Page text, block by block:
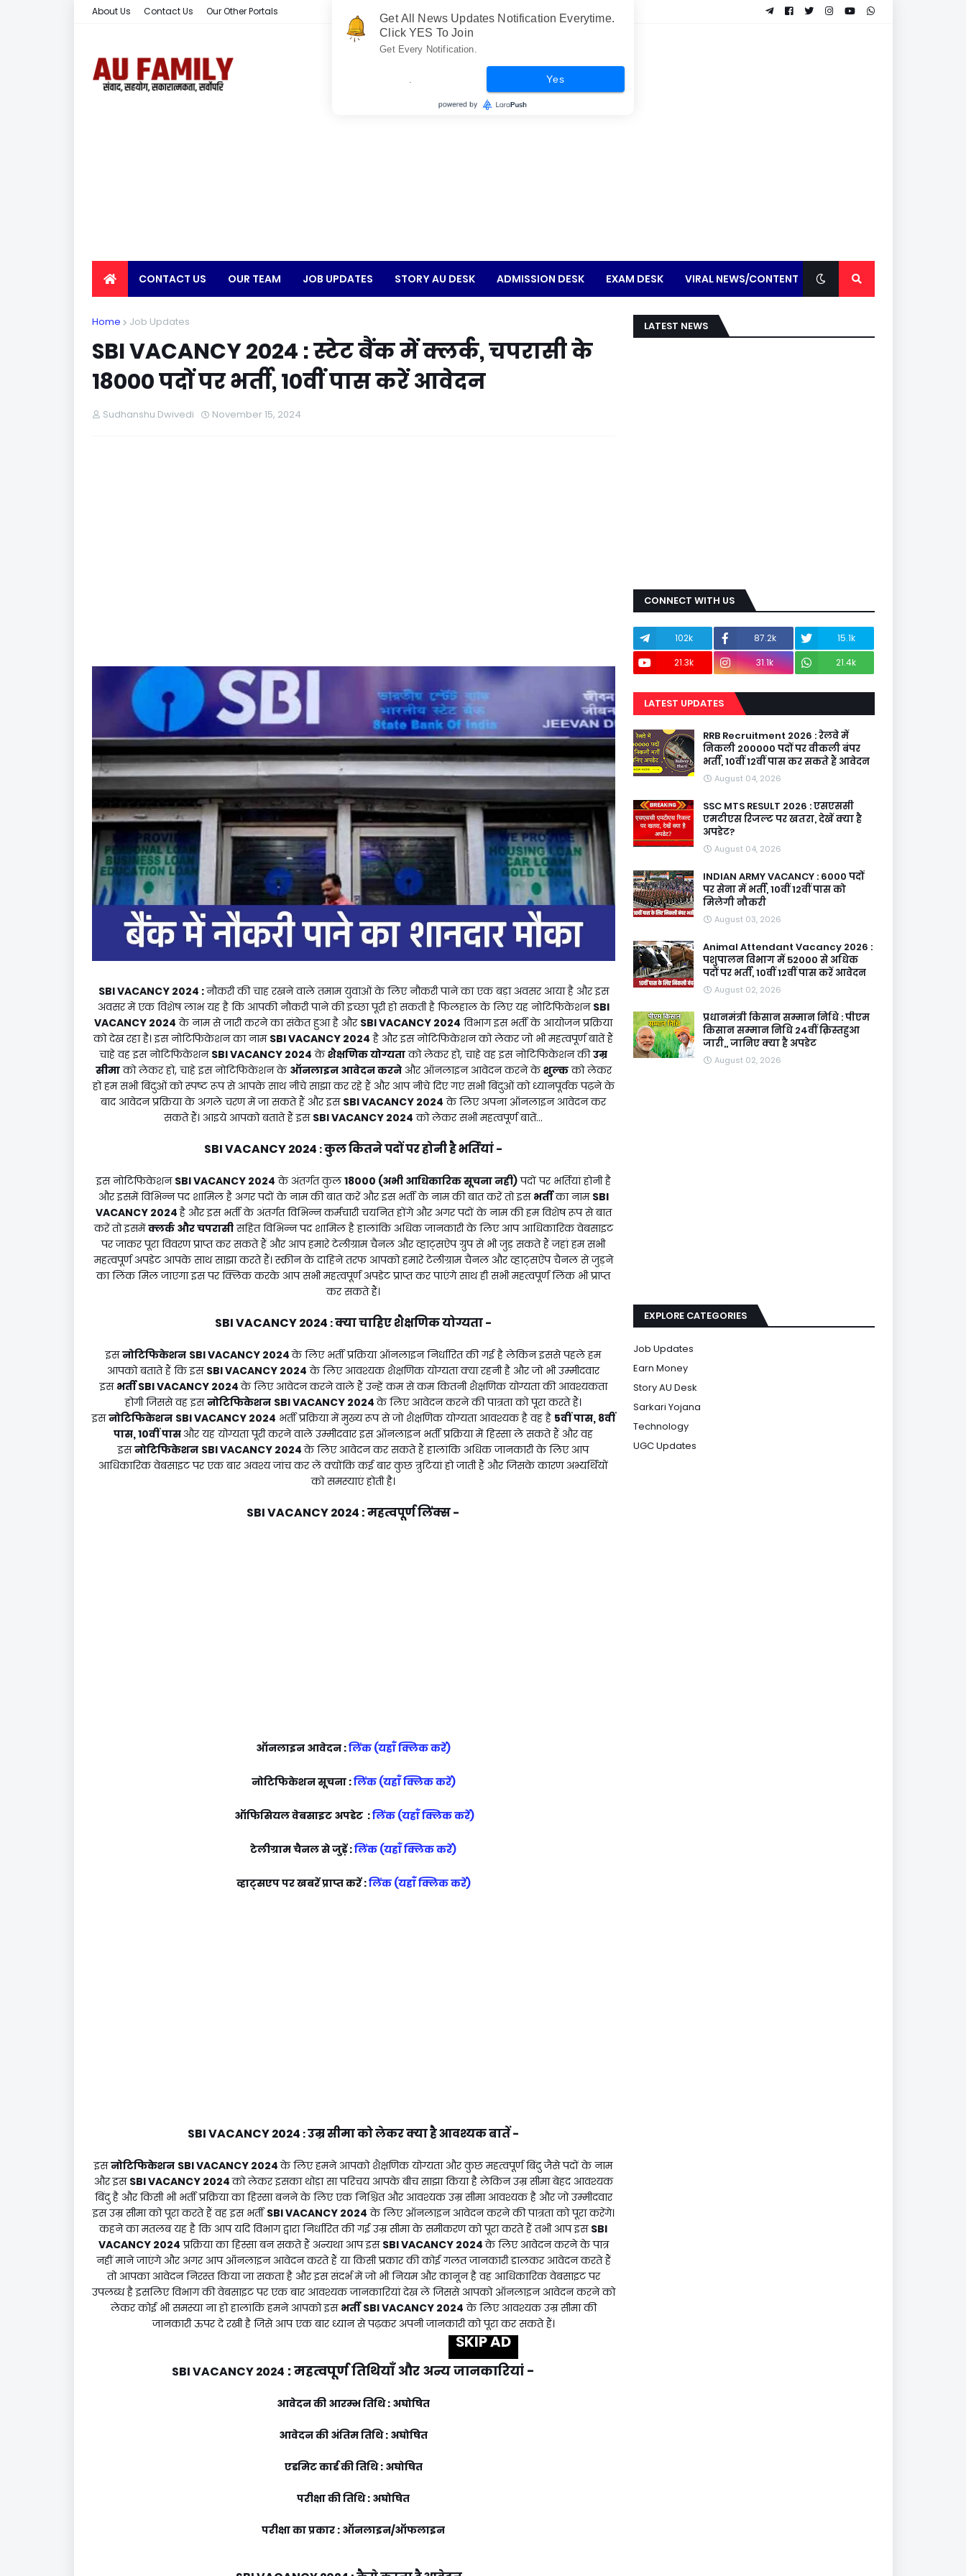
About Us Contact Us Our Other Portals
CONTACT US OUR TEAM JOB UPDATES STORY AU DESK ADMISSION DESK EXAM DESK VIRAL NEWS/CONTENT
EARN MONEY
Home Job Updates
SBI VACANCY 2024 : स्टेट बैंक में क्लर्क, चपरासी के
18000 पदों पर भर्ती, 10वीं पास करें आवेदन
Sudhanshu Dwivedi November 15, 2024
SBI VACANCY 2024 :नौकरी की चाह रखने वाले तमाम युवाओं के लिए नौकरी पाने का एक बड़ा अवसर आया है और इस
अवसर में एक विशेष लाभ यह है कि आपकी नौकरी पाने की इच्छा पूरी हो सकती है फिलहाल के लिए यह नोटिफिकेशन SBI
VACANCY 2024 के नाम से जारी करने का संकेत हुआ है और SBI VACANCY 2024 विभाग इस भर्ती के आयोजन प्रक्रिया
को देख रहा है। इस नोटिफिकेशन का नाम SBI VACANCY 2024 है और इस नोटिफिकेशन को लेकर जो भी महत्वपूर्ण बातें हैं
चाहे वह इस नोटिफिकेशन SBI VACANCY 2024 केशैक्षणिक योग्यताको लेकर हो, चाहे वह इस नोटिफिकेशन कीउम्र
सीमाको लेकर हो, चाहे इस नोटिफिकेशन के ऑनलाइन आवेदन करनेऔर ऑनलाइन आवेदन करने केशुल्कको लेकर
हो हम सभी बिंदुओं को स्पष्ट रूप से आपके साथ नीचे साझा कर रहे हैं और आप नीचे दिए गए सभी बिंदुओं को ध्यानपूर्वक पढ़ने के
बाद आवेदन प्रक्रिया के अगले चरण में जा सकते हैं और इस SBI VACANCY 2024 के लिए अपना ऑनलाइन आवेदन कर
सकते हैं। आइये आपको बताते हैं इस SBI VACANCY 2024 को लेकर सभी महत्वपूर्ण बातें...
SBI VACANCY 2024 :कुल कितने पदों पर होनी है भर्तियां -
इस नोटिफिकेशन SBI VACANCY 2024 के अंतर्गत कुल18000 (अभी आधिकारिक सूचना नही)पदों पर भर्तियां होनी है
और इसमें विभिन्न पद शामिल है अगर पदों के नाम की बात करें और इस भर्ती के नाम की बात करें तो इस भर्तीका नाम SBI
VACANCY 2024है और इस भर्ती के अंतर्गत विभिन्न कर्मचारी चयनित होंगे और अगर पदों के नाम की हम विशेष रूप से बात
करें तो इसमेंक्लर्क और चपरासीसहित विभिन्न पद शामिल है हालांकि अधिक जानकारी के लिए आप आधिकारिक वेबसाइट
पर जाकर पूरा विवरण प्राप्त कर सकते हैं और आप हमारे टेलीग्राम चैनल और व्हाट्सऐप ग्रुप से भी जुड़ सकते हैं जहां हम सभी
महत्वपूर्ण अपडेट आपके साथ साझा करते हैं। स्क्रीन के दाहिने तरफ आपको हमारे टेलीग्राम चैनल और व्हाट्सऐप चैनल से जुड़ने
का लिंक मिल जाएगा इस पर क्लिक करके आप सभी महत्वपूर्ण अपडेट प्राप्त कर पाएंगे साथ ही सभी महत्वपूर्ण लिंक भी प्राप्त
कर सकते हैं।
SBI VACANCY 2024 :क्या चाहिए शैक्षणिक योग्यता -
इसनोटिफिकेशन SBI VACANCY 2024के लिए भर्ती प्रक्रिया ऑनलाइन निर्धारित की गई है लेकिन इससे पहले हम
आपको बताते हैं कि इस SBI VACANCY 2024 के लिए आवश्यक शैक्षणिक योग्यता क्या रहनी है और जो भी उम्मीदवार
इस भर्तीSBI VACANCY 2024के लिए आवेदन करने वाले हैं उन्हें कम से कम कितनी शैक्षणिक योग्यता की आवश्यकता
होगी जिससे वह इसनोटिफिकेशन SBI VACANCY 2024 के लिए आवेदन करने की पात्रता को पूरा करते हैं।
इसनोटिफिकेशन SBI VACANCY 2024 भर्ती प्रक्रिया में मुख्य रूप से जो शैक्षणिक योग्यता आवश्यक है वह है 5वीं पास, 8वीं
पास, 10वीं पास और यह योग्यता पूरी करने वाले उम्मीदवार इस ऑनलाइन भर्ती प्रक्रिया में हिस्सा ले सकते हैं और वह
इसनोटिफिकेशन SBI VACANCY 2024 के लिए आवेदन कर सकते हैं हालांकि अधिक जानकारी के लिए आप
आधिकारिक वेबसाइट पर एक बार अवश्य जांच कर लें क्योंकि कई बार कुछ त्रुटियां हो जाती हैं और जिसके कारण अभ्यर्थियों
को समस्याएं होती है।
SBI VACANCY 2024 : महत्वपूर्ण लिंक्स -
ऑनलाइन आवेदन :लिंक (यहाँ क्लिक करें)
नोटिफिकेशन सूचना :लिंक (यहाँ क्लिक करें)
ऑफिसियल वेबसाइट अपडेट :लिंक (यहाँ क्लिक करें)
टेलीग्राम चैनल से जुड़ें :लिंक (यहाँ क्लिक करें)
व्हाट्सएप पर खबरें प्राप्त करें :लिंक (यहाँ क्लिक करें)
SBI VACANCY 2024 :उम्र सीमा को लेकर क्या है आवश्यक बातें -
इसनोटिफिकेशन SBI VACANCY 2024के लिए हमने आपको शैक्षणिक योग्यता और कुछ महत्वपूर्ण बिंदु जैसे पदों के नाम
और इस SBI VACANCY 2024को लेकर इसका थोड़ा सा परिचय आपके बीच साझा किया है लेकिन उम्र सीमा बेहद आवश्यक
बिंदु है और किसी भी भर्ती प्रक्रिया का हिस्सा बनने के लिए एक निश्चित और आवश्यक उम्र सीमा आवश्यक है और जो उम्मीदवार
इस उम्र सीमा को पूरा करते हैं वह इस भर्तीSBI VACANCY 2024 के लिए ऑनलाइन आवेदन करने की पात्रता को पूरा करेंगे।
कहने का मतलब यह है कि आप यदि विभाग द्वारा निर्धारित की गई उम्र सीमा के समीकरण को पूरा करते हैं तभी आप इस SBI
VACANCY 2024 प्रक्रिया का हिस्सा बन सकते हैं अन्यथा आप इस SBI VACANCY 2024के लिए आवेदन करने के पात्र
नहीं माने जाएंगे और अगर आप ऑनलाइन आवेदन करते हैं या किसी प्रकार की कोई गलत जानकारी डालकर आवेदन करते हैं
तो आपका आवेदन निरस्त किया जा सकता है और इस संदर्भ में जो भी नियम और कानून है वह आधिकारिक वेबसाइट पर
उपलब्ध है इसलिए विभाग की वेबसाइट पर एक बार आवश्यक जानकारियां देख लें जिससे आपको ऑनलाइन आवेदन करने को
लेकर कोई भी समस्या ना हो हालांकि हमने आपको इस भर्ती SBI VACANCY 2024 के लिए आवश्यक उम्र सीमा की
जानकारी ऊपर दे रखी है जिसे आप एक बार ध्यान से पढ़कर अपनी जानकारी को पूरा कर सकते हैं।
SBI VACANCY 2024 :महत्वपूर्ण तिथियाँ और अन्य जानकारियां -
आवेदन की आरम्भ तिथि : अघोषित
आवेदन की अंतिम तिथि : अघोषित
एडमिट कार्ड की तिथि : अघोषित
परीक्षा की तिथि : अघोषित
परीक्षा का प्रकार : ऑनलाइन/ऑफलाइन
LATEST NEWS
CONNECT WITH US
102k 87.2k
15.1k
21.3k
31.1k 21.4k
LATEST UPDATES
RRB Recruitment 2026 : रेलवे में
निकली 200000 पदों पर वीकली बंपर
भर्ती, 10वीं 12वीं पास कर सकते हैं आवेदन
August 04, 2026
SSC MTS RESULT 2026 : एसएससी
एमटीएस रिजल्ट पर खतरा, देखें क्या है
अपडेट?
August 04, 2026
INDIAN ARMY VACANCY : 6000 पदों
पर सेना में भर्ती, 10वीं 12वीं पास को
मिलेगी नौकरी
August 03, 2026
Animal Attendant Vacancy 2026 :
पशुपालन विभाग में 52000 से अधिक
पदों पर भर्ती, 10वीं 12वीं पास करें आवेदन
August 02, 2026
प्रधानमंत्री किसान सम्मान निधि : पीएम
किसान सम्मान निधि 24वीं क़िस्तहुआ
जारी,, जानिए क्या है अपडेट
August 02, 2026
EXPLORE CATEGORIES
Job Updates
Earn Money
Story AU Desk
Sarkari Yojana
Technology
UGC Updates
SKIP AD
Get All News Updates Notification Everytime.
Click YES To Join
Get Every Notification.
Yes